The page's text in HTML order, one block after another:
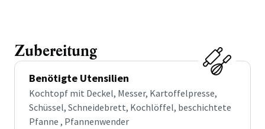
Zubereitung
Benötigte Utensilien
Kochtopf mit Deckel, Messer, Kartoffelpresse,
Schüssel, Schneidebrett, Kochlöffel, beschichtete
Pfanne , Pfannenwender